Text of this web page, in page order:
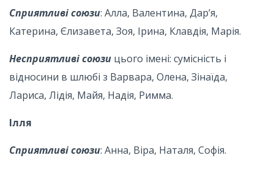
Сприятливі союзи: Алла, Валентина, Дар’я,
Катерина, Єлизавета, Зоя, Ірина, Клавдія, Марія.
Несприятливі союзи цього імені: сумісність і
відносини в шлюбі з Варвара, Олена, Зінаїда,
Лариса, Лідія, Майя, Надія, Римма.
Ілля
Сприятливі союзи: Анна, Віра, Наталя, Софія.